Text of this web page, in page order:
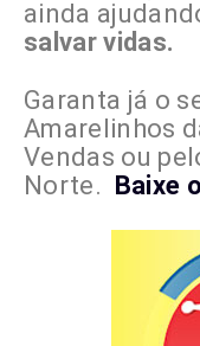
ainda
salvar vidas.
Garanta já o
Amarelinhos
Vendas ou
Norte.
Baixe